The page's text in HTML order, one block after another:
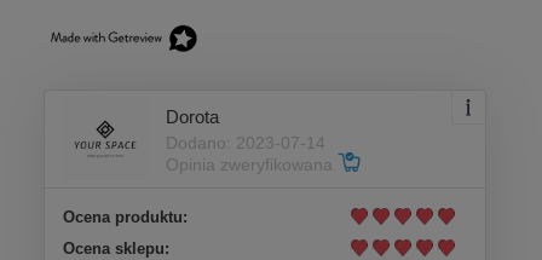
Dorota
Dodano: 2023-07-14
Opinia zweryfikowana
Ocena produktu:
Ocena sklepu: